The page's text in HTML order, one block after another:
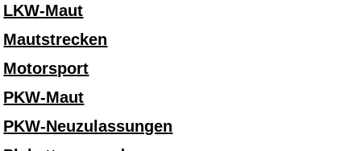
LKW-Maut
Mautstrecken
Motorsport
PKW-Maut
PKW-Neuzulassungen